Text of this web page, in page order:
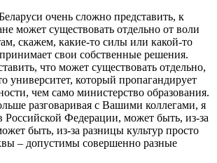
очень сложно представить, к
может существовать отдельно от воли
скажем, какие-то силы или какой-то
свои собственные решения.
что может существовать отдельно,
университет, который пропагандирует
чем само министерство образования.
разговаривая с Вашими коллегами, я
Федерации, может быть, из-за
быть, из-за разницы культур просто
– допустимы совершенно разные